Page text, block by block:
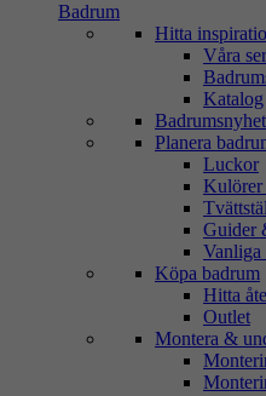
Badrum
Hitta
Våra
Katalog
Planera
Luckor
Kulörer
Guider
Vanliga
Köpa badrum
Hitta
Outlet
Montera &